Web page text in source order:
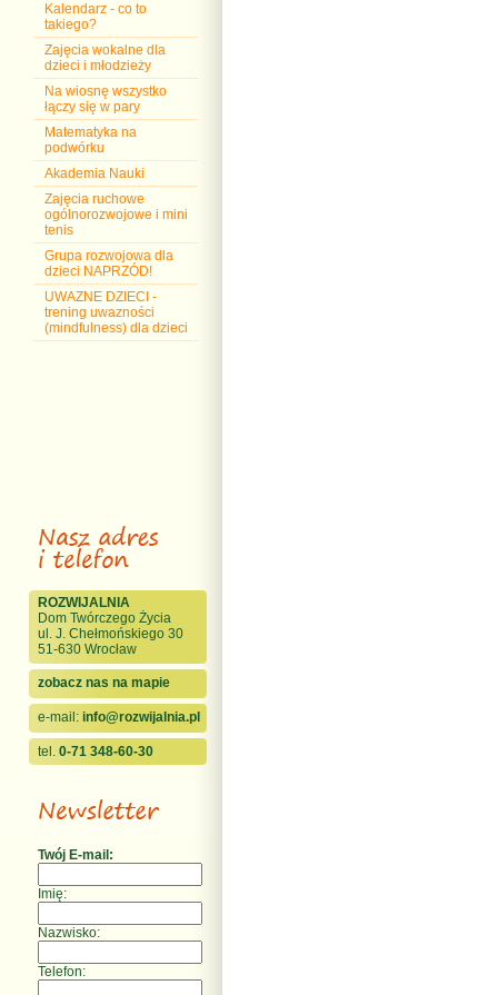
Kalendarz - co to
takiego?
Zajęcia wokalne dla
dzieci i młodzieży
Na wiosnę wszystko
łączy się w pary
Matematyka na
podwórku
Akademia Nauki
Zajęcia ruchowe
ogólnorozwojowe i mini
tenis
Grupa rozwojowa dla
dzieci NAPRZÓD!
UWAZNE DZIECI -
trening uwazności
(mindfulness) dla dzieci
ROZWIJALNIA
Dom Twórczego Życia
ul. J. Chełmońskiego 30
51-630 Wrocław
zobacz nas na mapie
e-mail: info@rozwijalnia.pl
tel. 0-71 348-60-30
Twój E-mail:
Imię:
Nazwisko:
Telefon: